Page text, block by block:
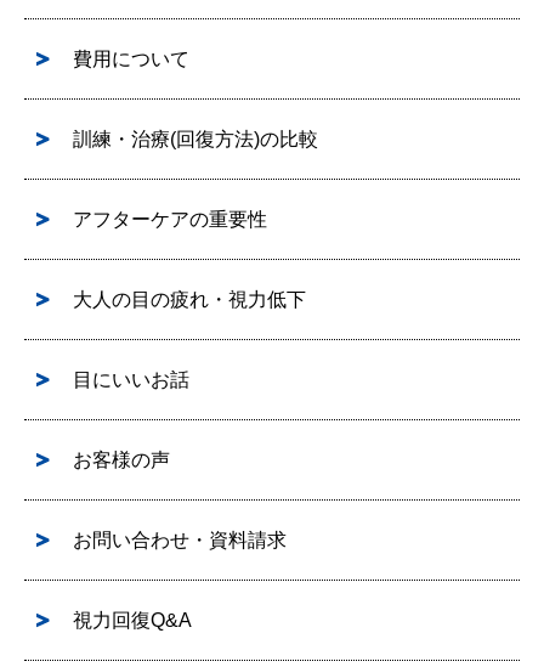
費用について
訓練・治療(回復方法)の比較
アフターケアの重要性
大人の目の疲れ・視力低下
目にいいお話
お客様の声
お問い合わせ・資料請求
視力回復Q&A